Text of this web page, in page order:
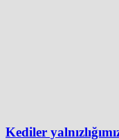
Kediler